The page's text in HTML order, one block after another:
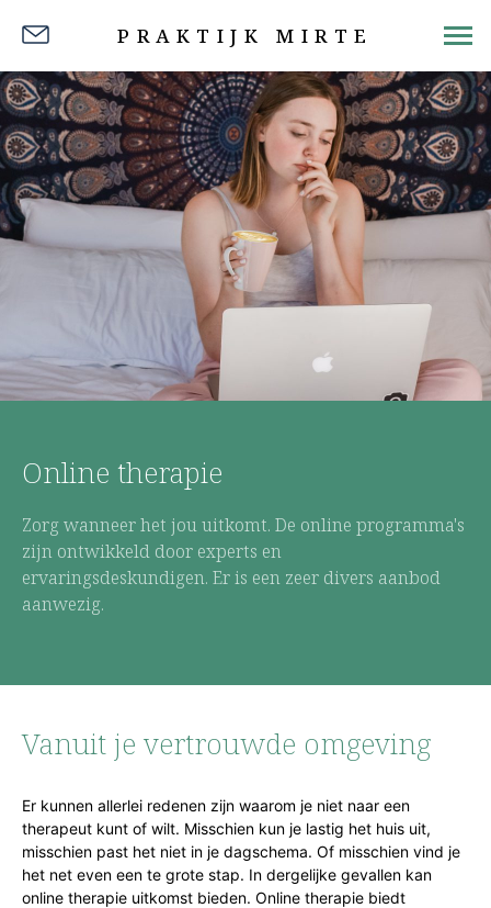
PRAKTIJK MIRTE
Online therapie
Zorg wanneer het jou uitkomt. De online programma's
zijn ontwikkeld door experts en
ervaringsdeskundigen. Er is een zeer divers aanbod
aanwezig.
Vanuit je vertrouwde omgeving
Er kunnen allerlei redenen zijn waarom je niet naar een
therapeut kunt of wilt. Misschien kun je lastig het huis uit,
misschien past het niet in je dagschema. Of misschien vind je
het net even een te grote stap. In dergelijke gevallen kan
online therapie uitkomst bieden. Online therapie biedt